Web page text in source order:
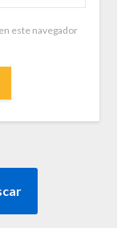
este navegador